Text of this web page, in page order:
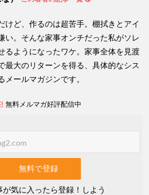
けど、作るのは超苦手。棚拭きとアイ
い。そんな家事オンチだった私がソレ
るようになったワケ。家事全体を見渡
最大のリターンを得る、具体的なシス
メールマガジンです。
無料メルマガ好評配信中
が気に入ったら登録！しよう